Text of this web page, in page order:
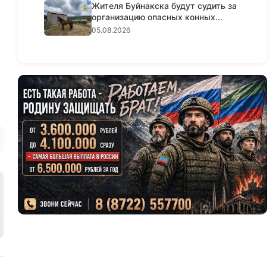
Жителя Буйнакска будут судить за
организацию опасных конных...
05.08.2026